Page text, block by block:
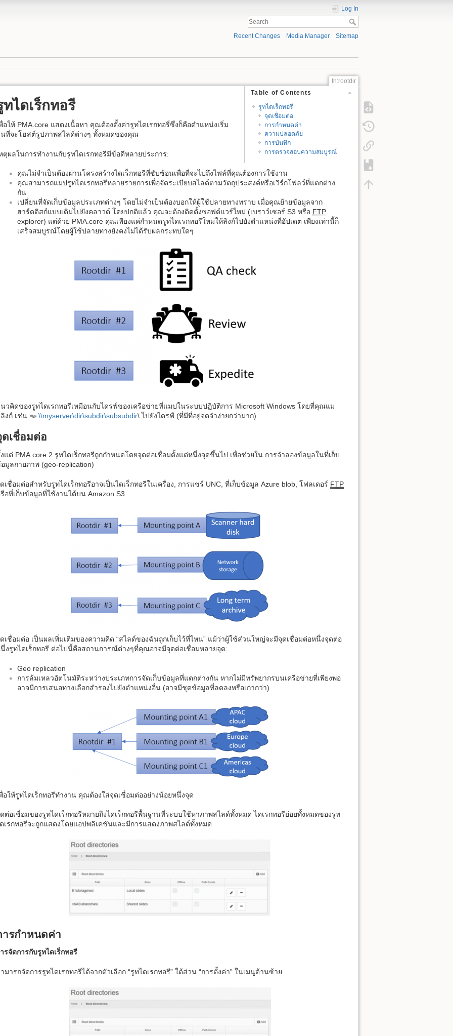
Log In
Recent Changes Media Manager Sitemap
th:rootdir
Table of Contents
รูทไดเร็กทอรี
จุดเชื่อมต่อ
การกำหนดค่า
ความปลอดภัย
การบันทึก
การตรวจสอบความสมบูรณ์
ทไดเร็กทอรี
อให้ PMA.core แสดงเนื้อหา คุณต้องตั้งค่ารูทไดเรกทอรี่ซึ่งก็คือตำแหน่งเริ่ม
ที่จะโฮสต์รูปภาพสไลด์ต่างๆ ทั้งหมดของคุณ
ตุผลในการทำงานกับรูทไดเรกทอรีมีข้อดีหลายประการ:
คุณไม่จำเป็นต้องผ่านโครงสร้างไดเร็กทอรีที่ซับซ้อนเพื่อที่จะไปถึงไฟล์ที่คุณต้องการใช้งาน
คุณสามารถแมปรูทไดเรกทอรีหลายรายการเพื่อจัดระเบียบสไลด์ตามวัตถุประสงค์หรือเวิร์กโฟลว์ที่แตกต่าง
กัน
เปลี่ยนที่จัดเก็บข้อมูลประเภทต่างๆ โดยไม่จำเป็นต้องบอกให้ผู้ใช้ปลายทางทราบ เมื่อคุณย้ายข้อมูลจาก
ฮาร์ดดิสก์แบบเดิมไปยังคลาวด์ โดยปกติแล้ว คุณจะต้องติดตั้งซอฟต์แวร์ใหม่ (เบราว์เซอร์ S3 หรือ FTP
explorer) แต่ด้วย PMA.core คุณเพียงแค่กำหนดรูทไดเรกทอรีใหม่ให้ลิงก์ไปยังตำแหน่งที่อัปเดต เพียงเท่านี้ก็
เสร็จสมบูรณ์โดยผู้ใช้ปลายทางยังคงไม่ได้รับผลกระทบใดๆ
วคิดของรูทไดเรกทอรีเหมือนกับไดรฟ์ของเครือข่ายที่แมปในระบบปฏิบัติการ Microsoft Windows โดยที่คุณแม
งก์ เช่น
\\myserver\dir\subdir\subsubdir\ ไปยังไดรฟ์ (ที่มีที่อยู่จดจำง่ายกว่ามาก)
ดเชื่อมต่อ
แต่ PMA.core 2 รูทไดเร็กทอรีถูกกำหนดโดยจุดต่อเชื่อมตั้งแต่หนึ่งจุดขึ้นไป เพื่อช่วยใน การจำลองข้อมูลในที่เก็บ
มูลกายภาพ (geo-replication)
เชื่อมต่อสำหรับรูทไดเร็กทอรีอาจเป็นไดเร็กทอรีในเครื่อง, การแชร์ UNC, ที่เก็บข้อมูล Azure blob, โฟลเดอร์ FTP
อที่เก็บข้อมูลที่ใช้งานได้บน Amazon S3
เชื่อมต่อ เป็นผลเพิ่มเติมของความคิด “สไลด์ของฉันถูกเก็บไว้ที่ไหน” แม้ว่าผู้ใช้ส่วนใหญ่จะมีจุดเชื่อมต่อหนึ่งจุดต่อ
งรูทไดเร็กทอรี ต่อไปนี้คือสถานการณ์ต่างๆที่คุณอาจมีจุดต่อเชื่อมหลายจุด:
Geo replication
การล้มเหลวอัตโนมัติระหว่างประเภทการจัดเก็บข้อมูลที่แตกต่างกัน หากไม่มีทรัพยากรบนเครือข่ายที่เพียงพอ
อาจมีการเสนอทางเลือกสำรองไปยังตำแหน่งอื่น (อาจมีชุดข้อมูลที่ลดลงหรือเก่ากว่า)
อให้รูทไดเร็กทอรีทำงาน คุณต้องใส่จุดเชื่อมต่ออย่างน้อยหนึ่งจุด
ต่อเชื่อมของรูทไดเร็กทอรีหมายถึงไดเร็กทอรีพื้นฐานที่ระบบใช้หาภาพสไลด์ทั้งหมด ไดเรกทอรีย่อยทั้งหมดของรูท
เรกทอรีจะถูกแสดงโดยแอปพลิเคชันและมีการแสดงภาพสไลด์ทั้งหมด
ารกำหนดค่า
รจัดการกับรูทไดเร็กทอรี
มารถจัดการรูทไดเรกทอรีได้จากตัวเลือก “รูทไดเรกทอรี” ใต้ส่วน “การตั้งค่า” ในเมนูด้านซ้าย